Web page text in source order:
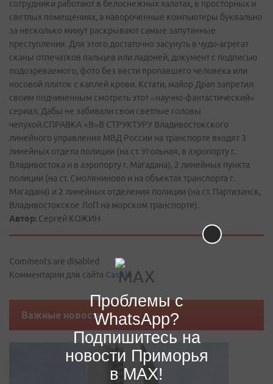
сотрудники работают в белоснежных халатах, в просторных и
светлых помещениях, а навороченные компьютеры буквально
за несколько минут раскрывают самые запутанные
преступления. Для этого достаточно засунуть в чудо-агрегат
сканы отпечатков пальцев или ладоней, документ с подписью
подозреваемого, фото без вести пропавшего человека или
носовой платок с каплей крови. Кстати, майор Драп запретил
своим подчиненным смотреть этот «научно-фантастический»
сериал. Дабы не забивали свои светлые головы
чепухой.СПРАВКА «В»В СТРУКТУРУ Владивостокского
линейного управления МВД России на транспорте входят 3
линейных отдела полиции (на ст. Угольная, в аэропорту г.
Владивостока и в аэропорту г. Магадана), 2 линейных пункта
полиции (на ст. Смоляниново и на объектах транспорта г.
Магадана) и 2 линейных отделения полиции (на ст. Партизанск,
Владивостокское ЛоП на морском транспорте).
Автор: Сергей КОЖИН
Comments are disabled
Комментарии для сайта Cackle
Важные новости
Проблемы с
WhatsApp?
Подпишитесь на
новости Приморья
в MAX!